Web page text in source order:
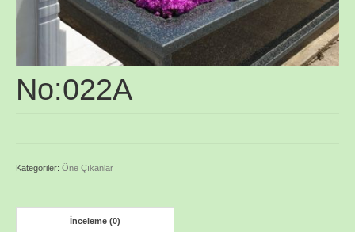
No:022A
Kategoriler: Öne Çıkanlar
İnceleme (0)